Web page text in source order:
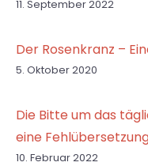
11. September 2022
Der Rosenkranz –
5. Oktober 2020
Die Bitte um das
eine
10. Februar 2022